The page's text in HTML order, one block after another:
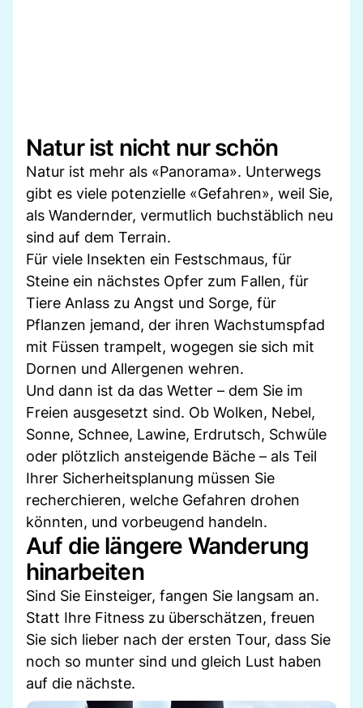
Natur ist nicht nur schön
Natur ist mehr als «Panorama». Unterwegs
gibt es viele potenzielle «Gefahren», weil Sie,
als Wandernder, vermutlich buchstäblich neu
sind auf dem Terrain.
Für viele Insekten ein Festschmaus, für
Steine ein nächstes Opfer zum Fallen, für
Tiere Anlass zu Angst und Sorge, für
Pflanzen jemand, der ihren Wachstumspfad
mit Füssen trampelt, wogegen sie sich mit
Dornen und Allergenen wehren.
Und dann ist da das Wetter – dem Sie im
Freien ausgesetzt sind. Ob Wolken, Nebel,
Sonne, Schnee, Lawine, Erdrutsch, Schwüle
oder plötzlich ansteigende Bäche – als Teil
Ihrer Sicherheitsplanung müssen Sie
recherchieren, welche Gefahren drohen
könnten, und vorbeugend handeln.
Auf die längere Wanderung
hinarbeiten
Sind Sie Einsteiger, fangen Sie langsam an.
Statt Ihre Fitness zu überschätzen, freuen
Sie sich lieber nach der ersten Tour, dass Sie
noch so munter sind und gleich Lust haben
auf die nächste.